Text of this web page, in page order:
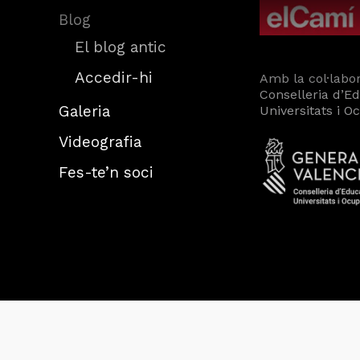
Blog
El blog antic
Accedir-hi
Galeria
Videografia
Fes-te’n soci
Amb la
Conselleria
Universitats i